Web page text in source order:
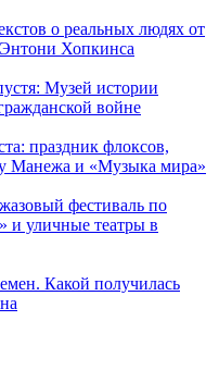
о реальных людях от
Хопкинса
Музей истории
войне
праздник флоксов,
Манежа и «Музыка мира»
фестиваль по
и уличные театры в
Какой получилась